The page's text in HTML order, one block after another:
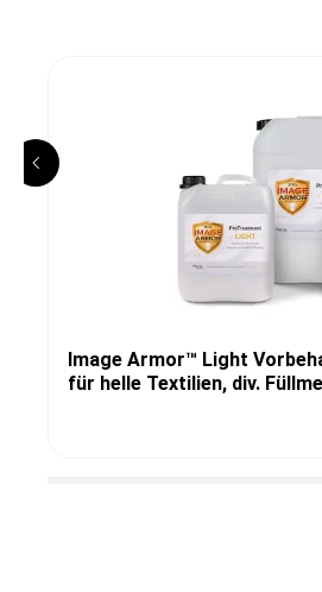
Image Armor™ Light
für helle Textilien, div.